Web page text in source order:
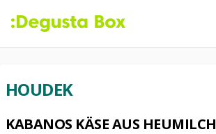
HOUDEK
KABANOS KÄSE AUS HEUMILCH